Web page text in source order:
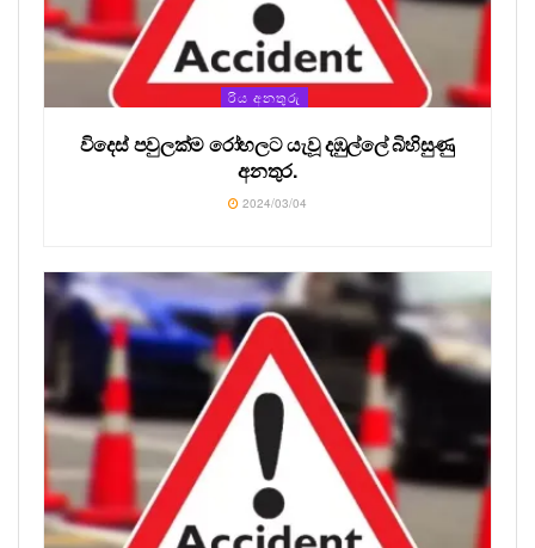
රිය අනතුරු
විදෙස් පවුලක්ම රෝහලට යැවූ දඹුල්ලේ බිහිසුණු
අනතුර.
2024/03/04